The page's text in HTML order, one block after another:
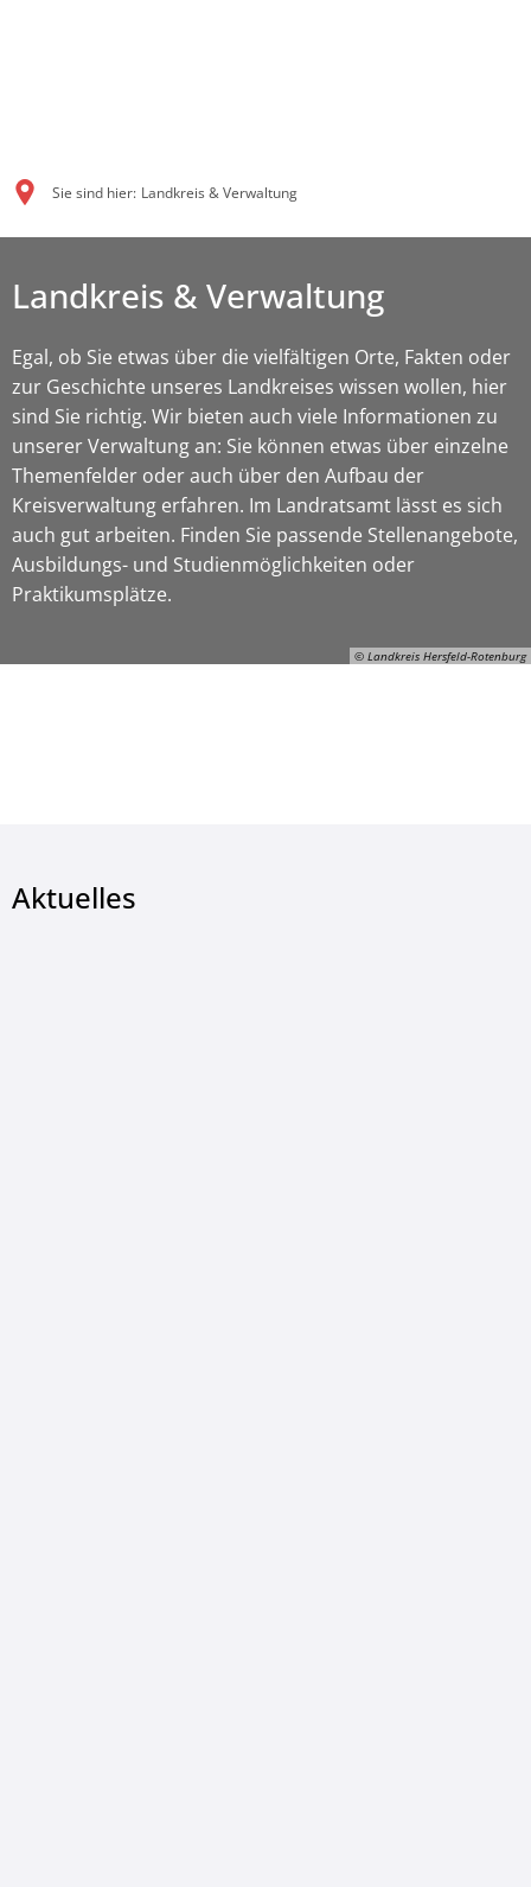
Sie sind hier: Landkreis & Verwaltung
© Landkreis Hersfeld-Rotenburg
Landkreis & Verwaltung
Egal, ob Sie etwas über die vielfältigen Orte, Fakten oder
zur Geschichte unseres Landkreises wissen wollen, hier
sind Sie richtig. Wir bieten auch viele Informationen zu
unserer Verwaltung an: Sie können etwas über einzelne
Themenfelder oder auch über den Aufbau der
Kreisverwaltung erfahren. Im Landratsamt lässt es sich
auch gut arbeiten. Finden Sie passende Stellenangebote,
Ausbildungs- und Studienmöglichkeiten oder
Praktikumsplätze.
Aktuelles